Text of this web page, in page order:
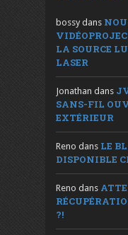
bossy dans
LA SOURCE
LASER
Jonathan dans
SANS-FIL
EXTÉRIEUR
Reno dans LE
DISPONIBLE
Reno dans
?!